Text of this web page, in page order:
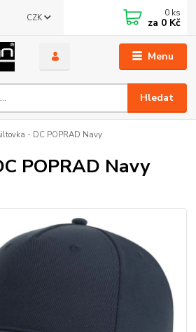
Menu
CZK
Hledat
0 ks
za 0 Kč
- DC POPRAD Navy
POPRAD Navy